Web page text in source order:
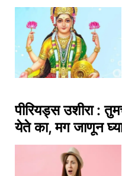
पीरियड्स उशीरा :
येते का, मग जाणून